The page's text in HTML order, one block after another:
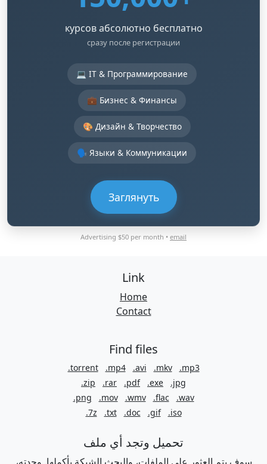
курсов абсолютно бесплатно
сразу после регистрации
💻 IT & Программирование
💼 Бизнес & Финансы
🎨 Дизайн & Творчество
🗣️ Языки & Коммуникации
Заглянуть
Advertising $50 per month • email
Link
Home
Contact
Find files
.torrent .mp4 .avi .mkv
.mp3
.zip
.rar .pdf .exe
.jpg
.png
.mov .wmv .flac
.wav
.7z
.txt .doc .gif .iso
تحميل وتجد أي ملف